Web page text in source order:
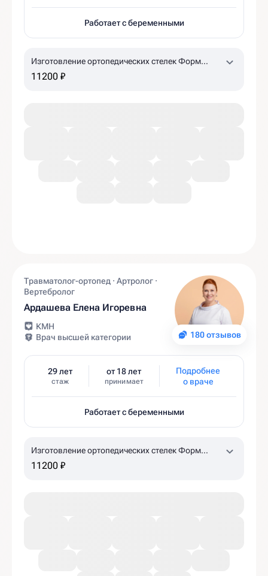
Работает с беременными
Изготовление ортопедических стелек Форм
Тотикс
11200 ₽
180 отзывов
Травматолог-ортопед · Артролог ·
Вертебролог
Ардашева Елена Игоревна
КМН
Врач высшей категории
29 лет
стаж
от 18 лет
принимает
Подробнее
о враче
Работает с беременными
Изготовление ортопедических стелек Форм
Тотикс
11200 ₽